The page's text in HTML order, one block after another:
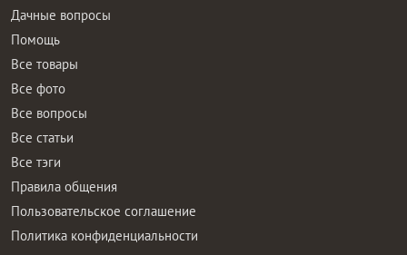
Дачные вопросы
Помощь
Все товары
Все фото
Все вопросы
Все статьи
Все тэги
Правила общения
Пользовательское соглашение
Политика конфиденциальности